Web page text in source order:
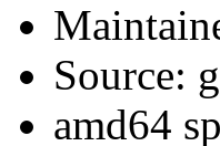
Source:
amd64